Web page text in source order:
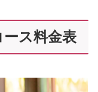
ス料金表